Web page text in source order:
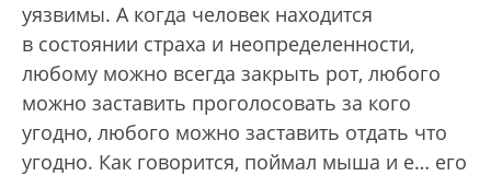
уязвимы. А когда человек находится
в состоянии страха и неопределенности,
любому можно всегда закрыть рот, любого
можно заставить проголосовать за кого
угодно, любого можно заставить отдать что
угодно. Как говорится, поймал мыша и е… его